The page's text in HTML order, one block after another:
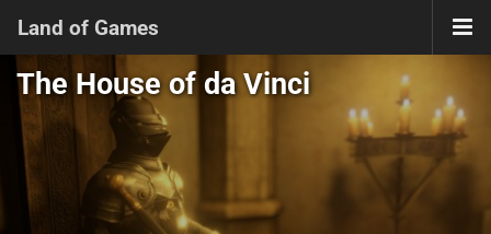
Land of Games
The House of da Vinci